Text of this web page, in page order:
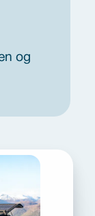
og